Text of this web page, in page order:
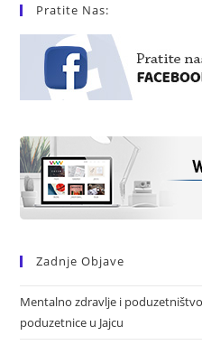
Pratite Nas:
Zadnje Objave
Mentalno zdravlje i
poduzetnice u Jajcu